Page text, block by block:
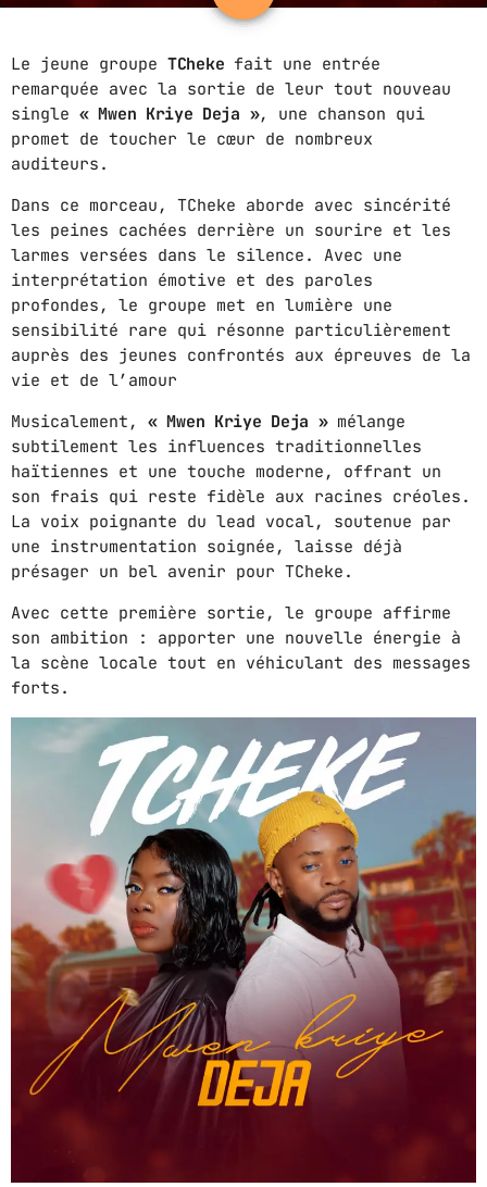
MUSIC NEWS
SCHEDULE
STUDIO
PROMOTE
CONTACTS
FR
UPCOMING SHOWS
MPM MORNING POP
6:00 AM - 9:00 AM
GOLDEN HOUR HITS
AFRO BEATS
9:00 AM - 12:00 PM
12:00 PM - 3:00 PM
MUSIC CHART
1 GWOG MWEN
KHASH
2 TELEPHONE
BAMBY & GENEZIO
3 GIMS - MONICA
GIMS - MONICA
Le jeune groupe TCheke fait une entrée
remarquée avec la sortie de leur tout nouveau
single « Mwen Kriye Deja », une chanson qui
promet de toucher le cœur de nombreux
auditeurs.
Dans ce morceau, TCheke aborde avec sincérité
les peines cachées derrière un sourire et les
larmes versées dans le silence. Avec une
interprétation émotive et des paroles
profondes, le groupe met en lumière une
sensibilité rare qui résonne particulièrement
auprès des jeunes confrontés aux épreuves de la
vie et de l’amour
Musicalement, « Mwen Kriye Deja »mélange
subtilement les influences traditionnelles
haïtiennes et une touche moderne, offrant un
son frais qui reste fidèle aux racines créoles.
La voix poignante du lead vocal, soutenue par
une instrumentation soignée, laisse déjà
présager un bel avenir pour TCheke.
Avec cette première sortie, le groupe affirme
son ambition : apporter une nouvelle énergie à
la scène locale tout en véhiculant des messages
forts.